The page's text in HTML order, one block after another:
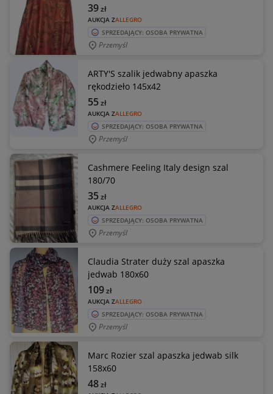
AUKCJA ZALLEGRO
39zł
SPRZEDAJĄCY: OSOBA PRYWATNA
Przemyśl
ARTY'S szalik jedwabny apaszka
rękodzieło 145x42
AUKCJA ZALLEGRO
55zł
SPRZEDAJĄCY: OSOBA PRYWATNA
Przemyśl
Cashmere Feeling Italy design szal
180/70
AUKCJA ZALLEGRO
35zł
SPRZEDAJĄCY: OSOBA PRYWATNA
Przemyśl
Claudia Strater duży szal apaszka
jedwab 180x60
AUKCJA ZALLEGRO
109zł
SPRZEDAJĄCY: OSOBA PRYWATNA
Przemyśl
Marc Rozier szal apaszka jedwab silk
158x60
48zł